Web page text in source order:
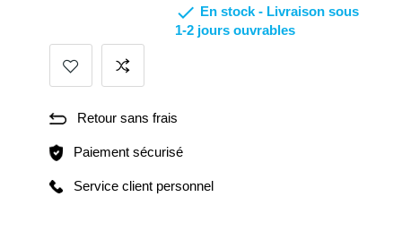
 En stock - Livraison sous
1-2 jours ouvrables
Retour sans frais
Paiement sécurisé
Service client personnel